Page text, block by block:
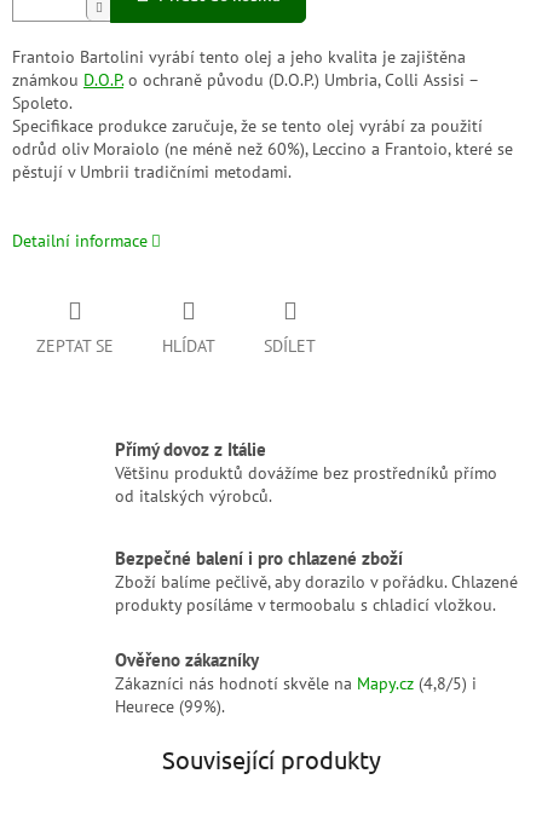
Frantoio Bartolini vyrábí tento olej a jeho kvalita je zajištěna
známkou D.O.P.o ochraně původu (D.O.P.) Umbria, Colli Assisi –
Spoleto.
Specifikace produkce zaručuje, že se tento olej vyrábí za použití
odrůd oliv Moraiolo (ne méně než 60%), Leccino a Frantoio, které se
pěstují v Umbrii tradičními metodami.
Detailní informace
ZEPTAT SE HLÍDAT SDÍLET
Přímý dovoz z Itálie
Většinu produktů dovážíme bez prostředníků přímo
od italských výrobců.
Bezpečné balení i pro chlazené zboží
Zboží balíme pečlivě, aby dorazilo v pořádku. Chlazené
produkty posíláme v termoobalu s chladicí vložkou.
Ověřeno zákazníky
Zákazníci nás hodnotí skvěle na Mapy.cz (4,8/5) i
Heurece (99%).
Související produkty